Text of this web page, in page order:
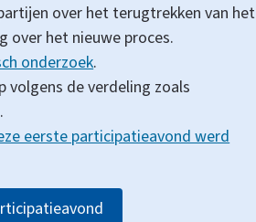
over het terugtrekken van het
over het nieuwe proces.
onderzoek.
volgens de verdeling zoals
eerste participatieavond werd